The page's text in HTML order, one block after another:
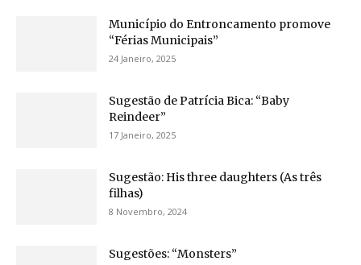
Município do Entroncamento promove
“Férias Municipais”
24 Janeiro, 2025
Sugestão de Patrícia Bica: “Baby
Reindeer”
17 Janeiro, 2025
Sugestão: His three daughters (As três
filhas)
8 Novembro, 2024
Sugestões: “Monsters”